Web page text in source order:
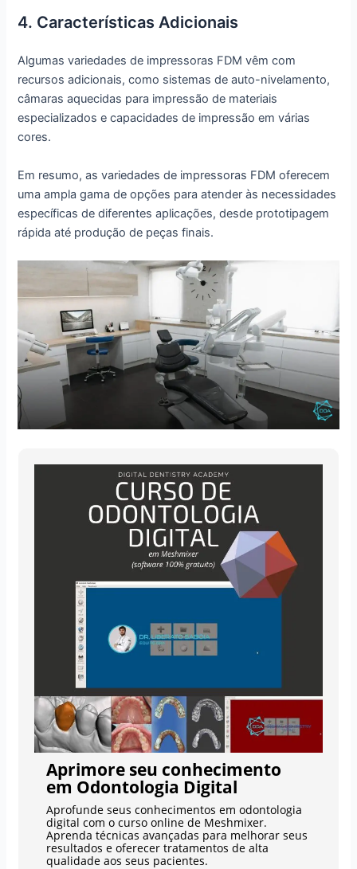
4. Características Adicionais
Algumas variedades de impressoras FDM vêm com
recursos adicionais, como sistemas de auto-nivelamento,
câmaras aquecidas para impressão de materiais
especializados e capacidades de impressão em várias
cores.
Em resumo, as variedades de impressoras FDM oferecem
uma ampla gama de opções para atender às necessidades
específicas de diferentes aplicações, desde prototipagem
rápida até produção de peças finais.
Aprimore seu conhecimento
em Odontologia Digital
Aprofunde seus conhecimentos em odontologia
digital com o curso online de Meshmixer.
Aprenda técnicas avançadas para melhorar seus
resultados e oferecer tratamentos de alta
qualidade aos seus pacientes.